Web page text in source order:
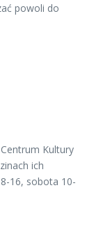
powoli do
Kultury
ich
16, sobota 10-